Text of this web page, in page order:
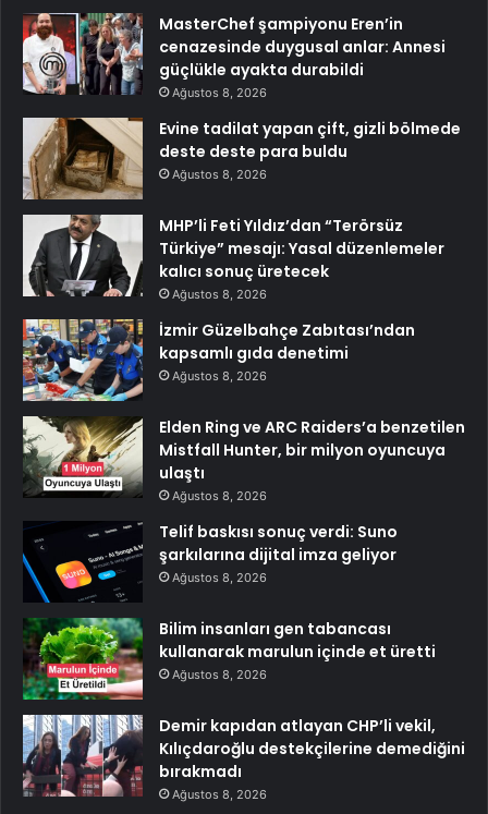
MasterChef şampiyonu Eren’in
cenazesinde duygusal anlar: Annesi
güçlükle ayakta durabildi
Ağustos 8, 2026
Evine tadilat yapan çift, gizli bölmede
deste deste para buldu
Ağustos 8, 2026
MHP’li Feti Yıldız’dan “Terörsüz
Türkiye” mesajı: Yasal düzenlemeler
kalıcı sonuç üretecek
Ağustos 8, 2026
İzmir Güzelbahçe Zabıtası’ndan
kapsamlı gıda denetimi
Ağustos 8, 2026
Elden Ring ve ARC Raiders’a benzetilen
Mistfall Hunter, bir milyon oyuncuya
ulaştı
Ağustos 8, 2026
Telif baskısı sonuç verdi: Suno
şarkılarına dijital imza geliyor
Ağustos 8, 2026
Bilim insanları gen tabancası
kullanarak marulun içinde et üretti
Ağustos 8, 2026
Demir kapıdan atlayan CHP’li vekil,
Kılıçdaroğlu destekçilerine demediğini
bırakmadı
Ağustos 8, 2026